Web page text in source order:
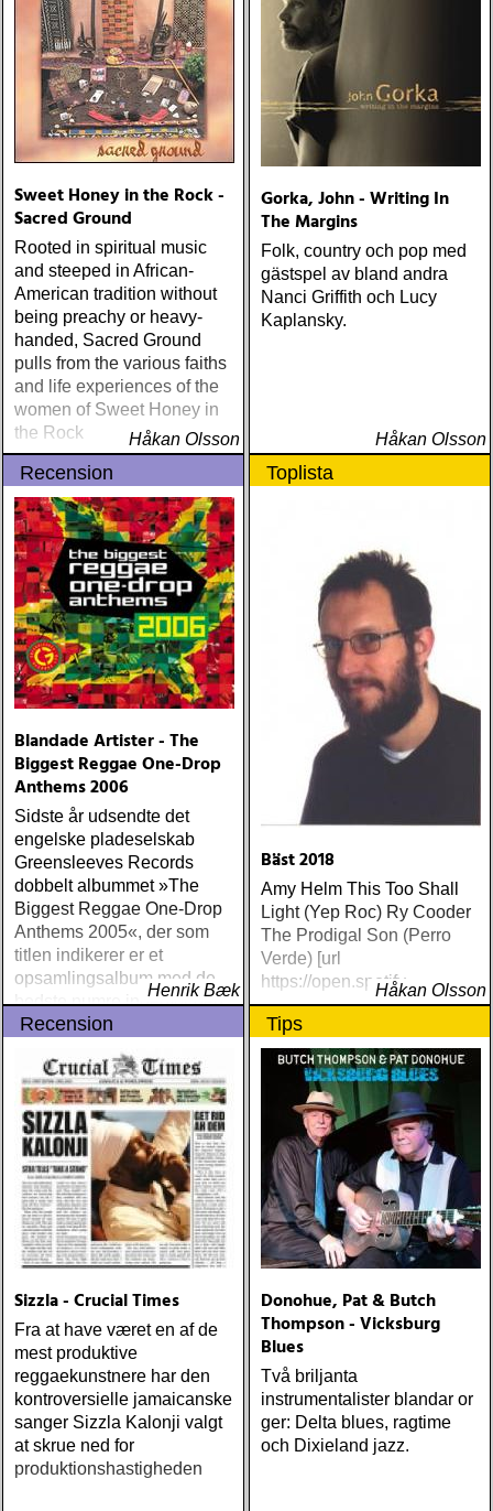
Sweet Honey in the Rock -
Sacred Ground
Rooted in spiritual music
and steeped in African-
American tradition without
being preachy or heavy-
handed, Sacred Ground
pulls from the various faiths
and life experiences of the
women of Sweet Honey in
the Rock
Håkan Olsson
Gorka, John - Writing In
The Margins
Folk, country och pop med
gästspel av bland andra
Nanci Griffith och Lucy
Kaplansky.
Håkan Olsson
Recension
Blandade Artister - The
Biggest Reggae One-Drop
Anthems 2006
Sidste år udsendte det
engelske pladeselskab
Greensleeves Records
dobbelt albummet »The
Biggest Reggae One-Drop
Anthems 2005«, der som
titlen indikerer er et
opsamlingsalbum med de
bedste numre indenfor den
populære reggaestil kaldet
Henrik Bæk
Toplista
Bäst 2018
Amy Helm This Too Shall
Light (Yep Roc) Ry Cooder
The Prodigal Son (Perro
Verde) [url
https://open.spotifyHåkan Olsson
Recension
Sizzla - Crucial Times
Fra at have været en af de
mest produktive
reggaekunstnere har den
kontroversielle jamaicanske
sanger Sizzla Kalonji valgt
at skrue ned for
produktionshastigheden
Tips
Donohue, Pat & Butch
Thompson - Vicksburg
Blues
Två briljanta
instrumentalister blandar or
ger: Delta blues, ragtime
och Dixieland jazz.